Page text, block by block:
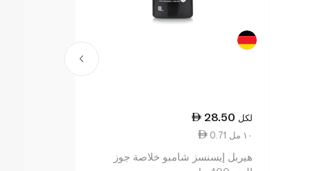
28.50 لكل
0.71 ١٠ مل
هيربل إيسنسز شامبو خلاصة جوز